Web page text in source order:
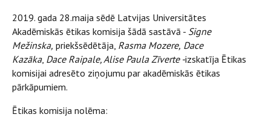
2019. gada 28.maija sēdē Latvijas Universitātes
Akadēmiskās ētikas komisija šādā sastāvā - Signe
Mežinska, priekšsēdētāja, Rasma Mozere, Dace
Kazāka, Dace Raipale, Alise Paula Zīverte -izskatīja Ētikas
komisijai adresēto ziņojumu par akadēmiskās ētikas
pārkāpumiem.
Ētikas komisija nolēma: